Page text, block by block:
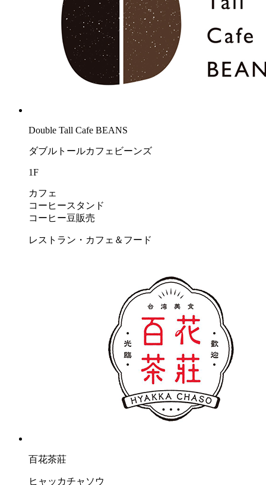
Double Tall Cafe BEANS
ダブルトールカフェビーンズ
1F
カフェ
コーヒースタンド
コーヒー豆販売
レストラン・カフェ＆フード
百花茶莊
ヒャッカチャソウ